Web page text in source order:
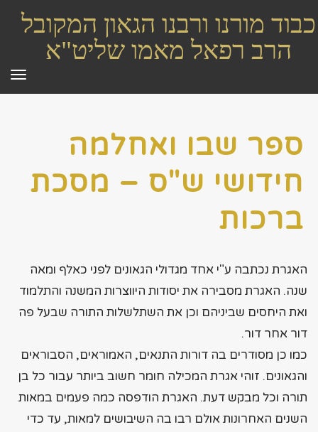
כבוד מורנו ורבנו הגאון המקובל
הרב רפאל מאמו שליט"א
ספר שבו ואחלמה
חידושי ש"ס – מסכת
ברכות
האגרת נכתבה ע"י אחד מגדולי הגאונים לפני כאלף ומאה
שנה. האגרת מסבירה את יסודות היווצרות המשנה והתלמוד
ואת היחסים שביניהם וכן את השתלשלות התורה שבעל פה
דור אחר דור.
כמו כן מסודרים בה דורות התנאים, האמוראים, הסבוראים
והגאונים. זוהי אגרת המכילה חומר חשוב ביותר עבור כל בן
תורה וכל מבקש דעת. האגרת הודפסה כמה פעמים במאות
השנים האחרונות אולם רבו בה השיבושים למאות, עד כדי